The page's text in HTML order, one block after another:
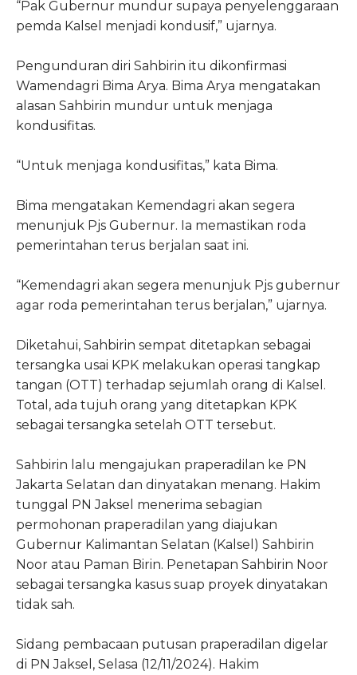
“Pak Gubernur mundur supaya penyelenggaraan
pemda Kalsel menjadi kondusif,” ujarnya.
Pengunduran diri Sahbirin itu dikonfirmasi
Wamendagri Bima Arya. Bima Arya mengatakan
alasan Sahbirin mundur untuk menjaga
kondusifitas.
“Untuk menjaga kondusifitas,” kata Bima.
Bima mengatakan Kemendagri akan segera
menunjuk Pjs Gubernur. Ia memastikan roda
pemerintahan terus berjalan saat ini.
“Kemendagri akan segera menunjuk Pjs gubernur
agar roda pemerintahan terus berjalan,” ujarnya.
Diketahui, Sahbirin sempat ditetapkan sebagai
tersangka usai KPK melakukan operasi tangkap
tangan (OTT) terhadap sejumlah orang di Kalsel.
Total, ada tujuh orang yang ditetapkan KPK
sebagai tersangka setelah OTT tersebut.
Sahbirin lalu mengajukan praperadilan ke PN
Jakarta Selatan dan dinyatakan menang. Hakim
tunggal PN Jaksel menerima sebagian
permohonan praperadilan yang diajukan
Gubernur Kalimantan Selatan (Kalsel) Sahbirin
Noor atau Paman Birin. Penetapan Sahbirin Noor
sebagai tersangka kasus suap proyek dinyatakan
tidak sah.
Sidang pembacaan putusan praperadilan digelar
di PN Jaksel, Selasa (12/11/2024). Hakim